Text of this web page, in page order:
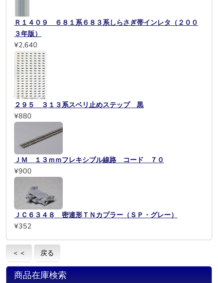
Ｒ１４０９ ６８１系６８３系しらさぎ帯インレタ（２００
３年版）
¥2,640
２９５ ３１３系スベリ止めステップ 黒
¥880
ＪＭ １３ｍｍフレキシブル線路 コード ７０
¥900
ＪＣ６３４８ 密連形ＴＮカプラー（ＳＰ・グレー）
¥352
＜＜ 戻る
商品在庫検索